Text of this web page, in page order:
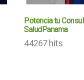
Potencia tu
SaludPanama
44267 hits